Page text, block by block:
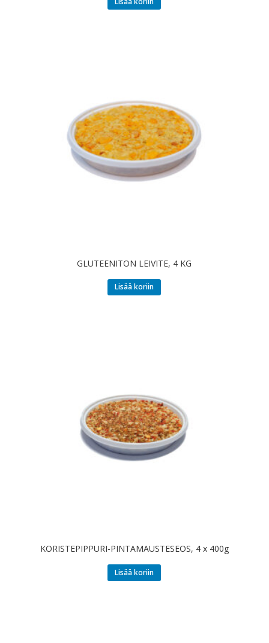
GLUTEENITON LEIVITE, 4 KG
Lisää koriin
KORISTEPIPPURI-PINTAMAUSTESEOS, 4 x 400g
Lisää koriin